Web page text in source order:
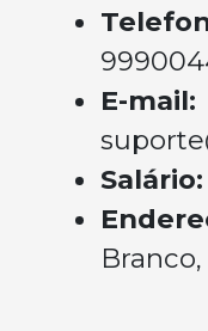
E-mail:
Salário: